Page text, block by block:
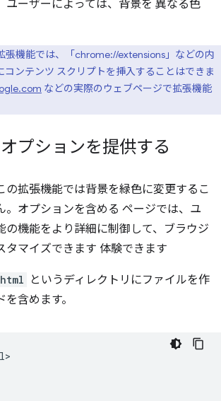
ユーザーによっては、背景を 異なる色
張機能では、「chrome://extensions」などの内
ンテンツ スクリプトを挿入することはできま
などの実際のウェブページで拡張機能
プションを提供する
の拡張機能では背景を緑色に変更するこ
。オプションを含める ページでは、ユ
の機能をより詳細に制御して、ブラウジ
タマイズできます 体験できます
というディレクトリにファイルを作
含めます。